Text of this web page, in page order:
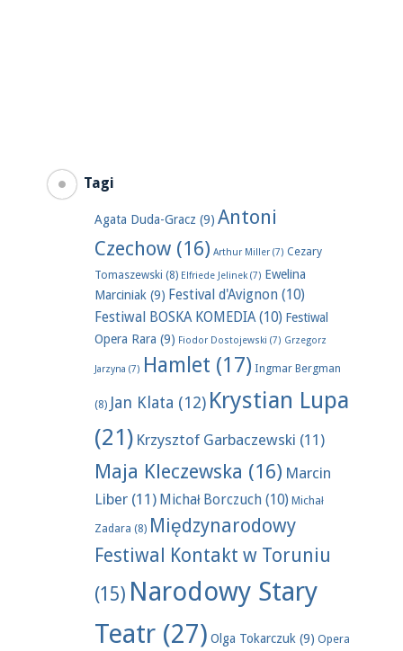
Tagi
Agata Duda-Gracz (9) Antoni
Czechow(16) Arthur Miller(7) Cezary
Tomaszewski (8) Elfriede Jelinek(7) Ewelina
Marciniak (9) Festival d'Avignon (10)
Festiwal BOSKA KOMEDIA(10) Festiwal
Opera Rara (9) Fiodor Dostojewski (7) Grzegorz
Jarzyna (7) Hamlet (17) Ingmar Bergman
(8) Jan Klata (12) Krystian Lupa
(21) Krzysztof Garbaczewski (11)
Maja Kleczewska (16) Marcin
Liber(11) Michał Borczuch (10) Michał
Zadara (8) Międzynarodowy
Festiwal Kontakt w Toruniu
(15) Narodowy Stary
Teatr(27) Olga Tokarczuk (9) Opera